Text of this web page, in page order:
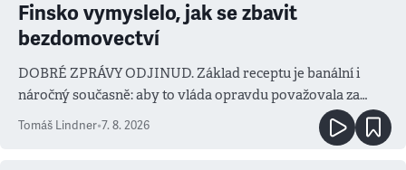
Finsko vymyslelo, jak se zbavit
bezdomovectví
DOBRÉ ZPRÁVY ODJINUD. Základ receptu je banální i
náročný současně: aby to vláda opravdu považovala za
prioritu
Tomáš Lindner•7. 8. 2026